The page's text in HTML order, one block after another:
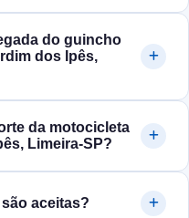
do guincho
dos Ipês,
da motocicleta
Limeira‑SP?
aceitas?